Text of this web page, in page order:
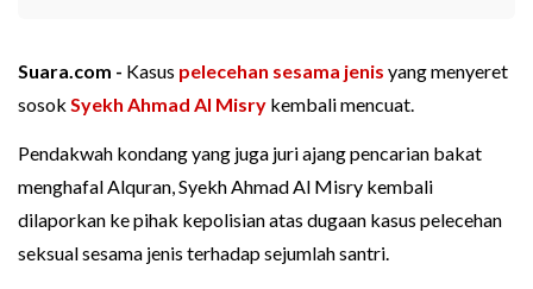
Suara.com - Kasus pelecehan sesama jenis yang menyeret
sosok Syekh Ahmad Al Misry kembali mencuat.
Pendakwah kondang yang juga juri ajang pencarian bakat
menghafal Alquran, Syekh Ahmad Al Misry kembali
dilaporkan ke pihak kepolisian atas dugaan kasus pelecehan
seksual sesama jenis terhadap sejumlah santri.